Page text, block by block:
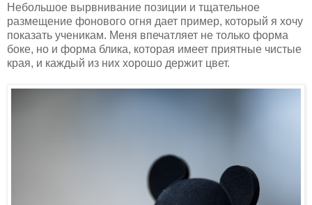
Небольшое вырвнивание позиции и тщательное
размещение фонового огня дает пример, который я хочу
показать ученикам. Меня впечатляет не только форма
боке, но и форма блика, которая имеет приятные чистые
края, и каждый из них хорошо держит цвет.